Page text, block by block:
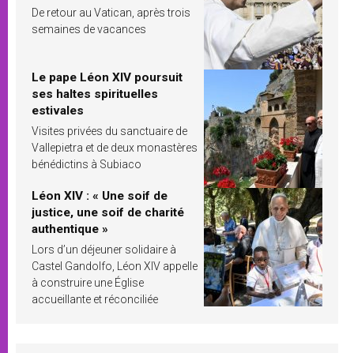
De retour au Vatican, après trois
semaines de vacances
Le pape Léon XIV poursuit
ses haltes spirituelles
estivales
Visites privées du sanctuaire de
Vallepietra et de deux monastères
bénédictins à Subiaco
Léon XIV : « Une soif de
justice, une soif de charité
authentique »
Lors d’un déjeuner solidaire à
Castel Gandolfo, Léon XIV appelle
à construire une Église
accueillante et réconciliée